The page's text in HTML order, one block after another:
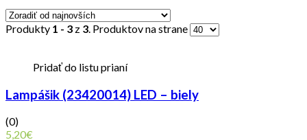
Produkty 1 - 3 z 3 . Produktov na strane
Pridať do listu prianí
Lampášik (23420014) LED – biely
(0)
5,20€